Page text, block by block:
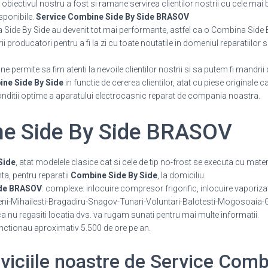
nostru a fost si ramane servirea clientilor nostrii cu cele mai
Service Combine Side By Side BRASOV
By Side au devenit tot mai performante, astfel ca o Combina Side
pentru a fi la zi cu toate noutatile in domeniul reparatiilor
permite sa fim atenti la nevoile clientilor nostrii si sa putem fi
Side By Sidein functie de cererea clientilor, atat cu piese originale
optime a aparatului electrocasnic reparat de compania noastra.
Side By Side BRASOV
, atat modelele clasice cat si cele de tip no-frost se executa cu
pentru reparatii Combine Side By Side, la domiciliu.
BRASOV: complexe: inlocuire compresor frigorific, inlocuire
Mihailesti-Bragadiru-Snagov-Tunari-Voluntari-Balotesti-
nu regasiti locatia dvs. va rugam sunati pentru mai multe informatii.
aproximativ 5.500 de ore pe an.
noastre de Service